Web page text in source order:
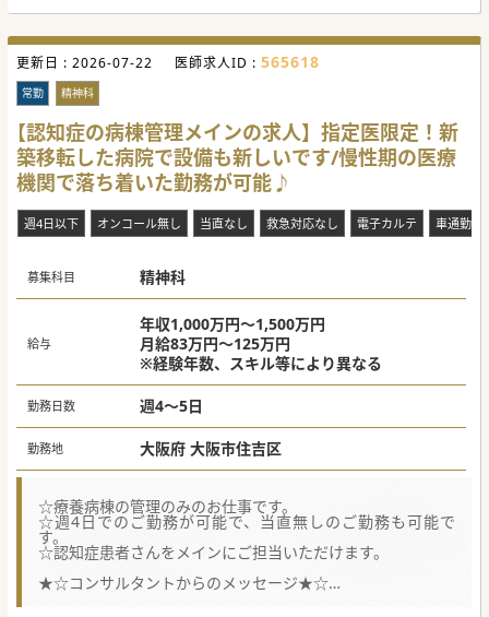
します」という想いを全職種が大切にしています。理念研修
も経て、全ての職員が同じ方向を向いて地域の健康増進のサ
ポートにあたっております。
◆将来開業を検討されている先生はクリニック運営を学ぶ機
会がございます。育児中等で勤務時間に制限がある先生も歓
迎しており、週20時間勤務より常勤医師としての採用の検討
が可能です。
◆長期休暇が取りやすい環境なのでオンオフ切り替えたい先
生にお勧めの求人です。
#秋入職可
更新日 : 2026-07-22 医師求人ID : 565618
常勤 精神科
【認知症の病棟管理メインの求人】指定医限定！新
築移転した病院で設備も新しいです/慢性期の医療
機関で落ち着いた勤務が可能♪
週4日以下 オンコール無し 当直なし 救急対応なし 電子カルテ 車通勤可
募集科目 精神科
給与
年収1,000万円～1,500万円
月給83万円～125万円
※経験年数、スキル等により異なる
勤務日数 週4～5日
勤務地 大阪府 大阪市住吉区
☆療養病棟の管理のみのお仕事です。
☆週4日でのご勤務が可能で、当直無しのご勤務も可能で
す。
☆認知症患者さんをメインにご担当いただけます。
★☆コンサルタントからのメッセージ★☆